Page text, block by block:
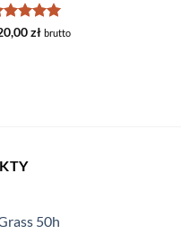
5
zł brutto
50h